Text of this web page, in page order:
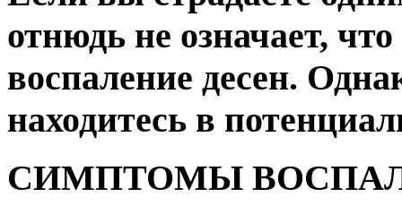
отнюдь не означает,
воспаление десен.
находитесь в
СИМПТОМЫ